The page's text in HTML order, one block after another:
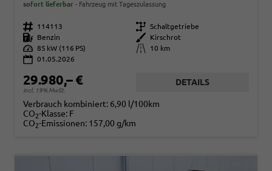
sofort lieferbar Fahrzeug mit Tageszulassung
Fahrzeugnr. 114113 Getriebe Schaltgetriebe
Kraftstoff
Benzin Außenfarbe
Kirschrot
Leistung 85 kW (116 PS) Kilometerstand
10 km
01.05.2026
29.980,– €
incl. 19% MwSt.
DETAILS
Verbrauch kombiniert: 6,90 l/100km
CO2-Klasse: F
CO2-Emissionen: 157,00 g/km